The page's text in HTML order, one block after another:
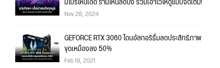
Nov 28, 2024
GEFORCE RTX 3060 โดนอัลกอริธึ่มลดประสิทธิภาพ
ขุดเหมืองลง 50%
Feb 19, 2021